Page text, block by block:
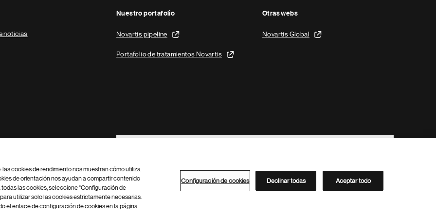
noticias
Nuestro portafolio
Novartis pipeline
Portafolio de tratamientos Novartis
Otras webs
Novartis Global
Footer Site Search
Configuración de cookies Mapa del sitio
Directorio de Novartis
cookies de rendimiento nos muestran cómo utiliza
de orientación nos ayudan a compartir contenido
las cookies, seleccione "Configuración de
utilizar solo las cookies estrictamente necesarias.
el enlace de configuración de cookies en la página
Configuración de cookies Declinar todas Aceptar todo